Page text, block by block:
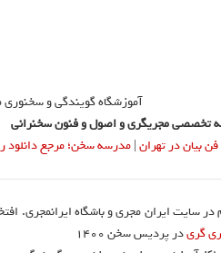
آموزشگاه گویندگی و
تخصصی مجریگری و اصول و فنون سخنرانی
بیان در تهران|مدرسه سخن؛ مرجع دانلود
در سایت ایران مجری و باشگاه ایرانمجری.
گریدر پردیس سخن 1400